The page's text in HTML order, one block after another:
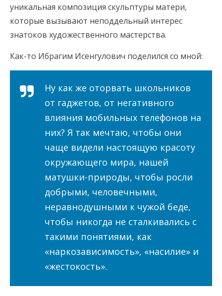
уникальная композиция скульптуры матери,
которые вызывают неподдельный интерес
знатоков художественного мастерства.
Как-то Ибрагим Исенгулович поделился со мной:
Ну как же оторвать школьников
от гаджетов, от негативного
влияния мобильных телефонов на
них? Я так мечтаю, чтобы они
чаще видели настоящую красоту
окружающего мира, нашей
матушки-природы, чтобы росли
добрыми, человечными,
неравнодушными к чужой беде,
чтобы никогда не сталкивались с
такими понятиями, как
«наркозависимость», «насилие» и
«жестокость».